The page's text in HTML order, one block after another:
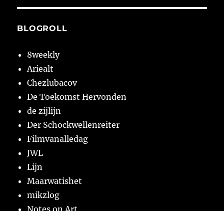
BLOGROLL
8weekly
Ariealt
Chezlubacov
De Toekomst Hervonden
de zijlijn
Der Schockwellenreiter
Filmvanalledag
JWL
Lijn
Maarwatishet
mikzlog